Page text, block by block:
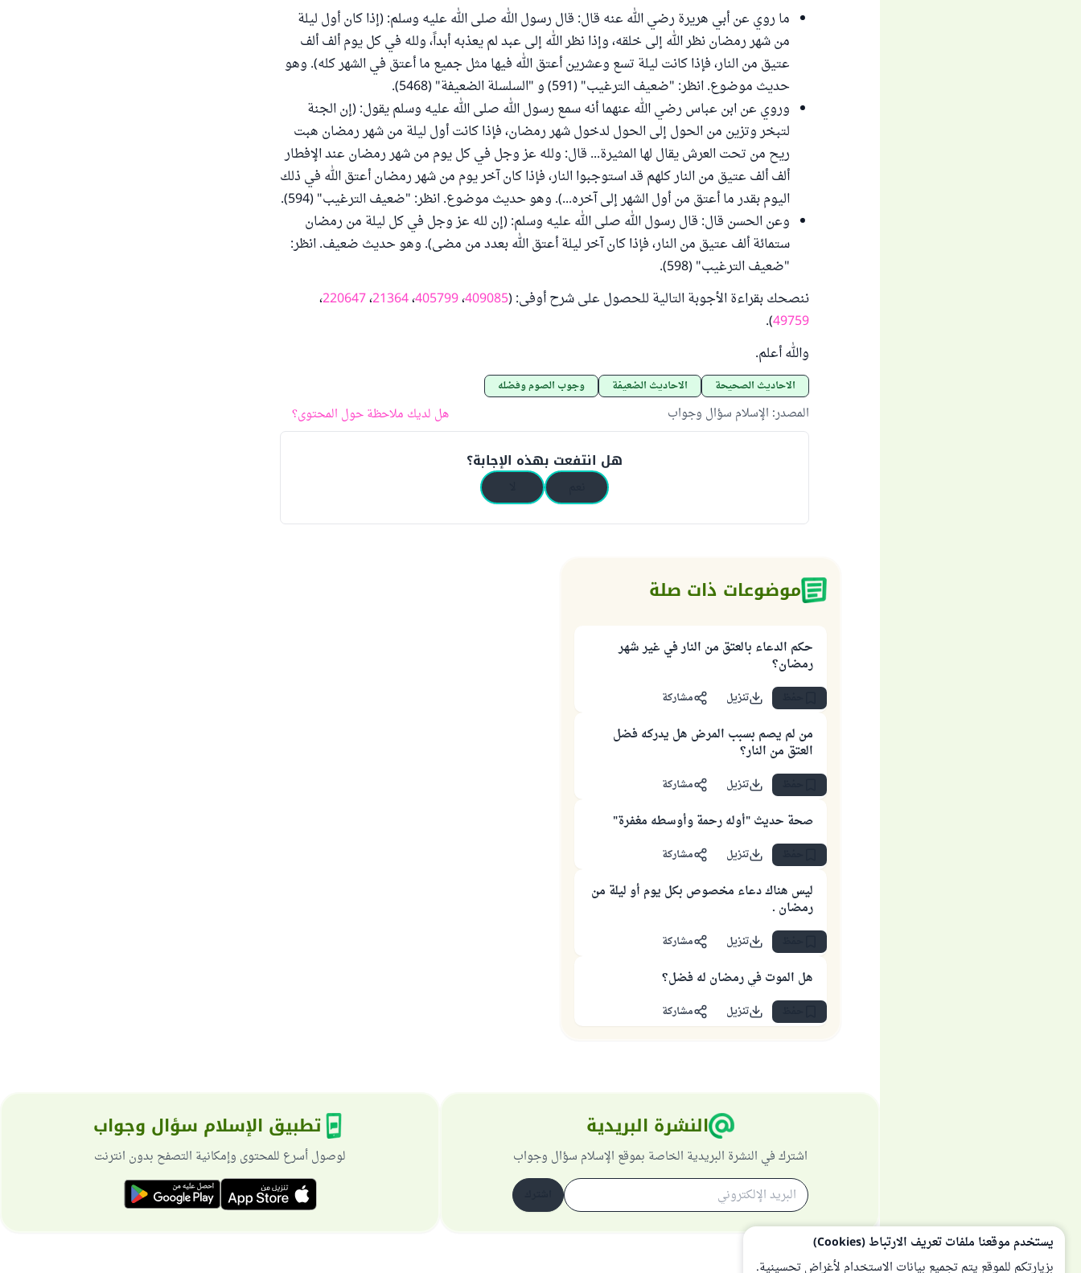
ما روي عن أبي هريرة رضي الله عنه قال: قال رسول الله صلى الله عليه وسلم: (إذا كان أول ليلة
من شهر رمضان نظر الله إلى خلقه، وإذا نظر الله إلى عبد لم يعذبه أبداً، ولله في كل يوم ألف ألف
عتيق من النار، فإذا كانت ليلة تسع وعشرين أعتق الله فيها مثل جميع ما أعتق في الشهر كله). وهو
حديث موضوع. انظر: "ضعيف الترغيب" (591) و "السلسلة الضعيفة" (5468).
وروي عن ابن عباس رضي الله عنهما أنه سمع رسول الله صلى الله عليه وسلم يقول: (إن الجنة
لتبخر وتزين من الحول إلى الحول لدخول شهر رمضان، فإذا كانت أول ليلة من شهر رمضان هبت
ريح من تحت العرش يقال لها المثيرة... قال: ولله عز وجل في كل يوم من شهر رمضان عند الإفطار
ألف ألف عتيق من النار كلهم قد استوجبوا النار، فإذا كان آخر يوم من شهر رمضان أعتق الله في ذلك
اليوم بقدر ما أعتق من أول الشهر إلى آخره...). وهو حديث موضوع. انظر: "ضعيف الترغيب" (594).
وعن الحسن قال: قال رسول الله صلى الله عليه وسلم: (إن لله عز وجل في كل ليلة من رمضان
ستمائة ألف عتيق من النار، فإذا كان آخر ليلة أعتق الله بعدد من مضى). وهو حديث ضعيف. انظر:
"ضعيف الترغيب" (598).
ننصحك بقراءة الأجوبة التالية للحصول على شرح أوفى: (409085،405799،21364،220647،
49759
).
والله أعلم.
الأحاديث الصحيحة الأحاديث الضعيفة وجوب الصوم وفضله
المصدر: الإسلام سؤال وجواب هل لديك ملاحظة حول المحتوى؟
هل انتفعت بهذه الإجابة؟
موضوعات ذات صلة
حكم الدعاء بالعتق من النار في غير شهر
رمضان؟
تنزيل مشاركة
من لم يصم بسبب المرض هل يدركه فضل
العتق من النار؟
تنزيل مشاركة
صحة حديث "أوله رحمة وأوسطه مغفرة"
تنزيل مشاركة
ليس هناك دعاء مخصوص بكل يوم أو ليلة من
رمضان .
تنزيل مشاركة
هل الموت في رمضان له فضل؟
تنزيل مشاركة
النشرة البريدية
اشترك في النشرة البريدية الخاصة بموقع الإسلام سؤال وجواب
تطبيق الإسلام سؤال وجواب
لوصول أسرع للمحتوى وإمكانية التصفح بدون انترنت
يستخدم موقعنا ملفات تعريف الارتباط (Cookies)
بزيارتكم للموقع يتم تجميع بيانات الاستخدام لأغراض تحسينية.